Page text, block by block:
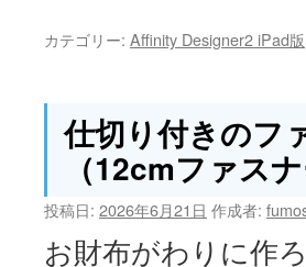
カテゴリー: Affinity Designer2 iPad版
仕切り付きのフ
（12cmファスナ
投稿日: 2026年6月21日 作成者:
お財布がわりに作